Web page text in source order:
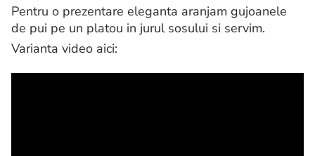
Pentru o prezentare eleganta aranjam gujoanele
de pui pe un platou in jurul sosului si servim.
Varianta video aici: